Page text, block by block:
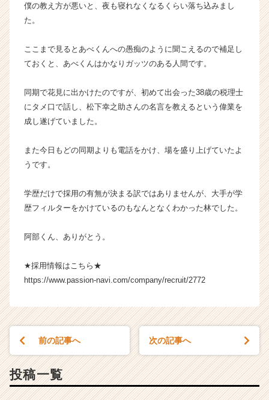
僕の教え方が悪いと、夜も寝れなくなるくらい落ち込みまし
た。
ここまで見るとあべくんへの愚痴のように聞こえるので補足し
ておくと、あべくんはかなりガッツのある人間です。
同期で花見に出かけたのですが、初めて出会った38歳の税理士
にタメ口で話し、松下幸之助さんの名言を教えるという偉業を
成し遂げていました。
また今日もどの同期よりも電話をかけ、場を盛り上げていたよ
うです。
学歴だけで採用の有無が決まる訳ではありませんが、大手が学
歴フィルターをかけているのもなんとなくわかった林でした。
阿部くん、ありがとう。
★採用情報はこちら★
https://www.passion-navi.com/company/recruit/2772
前の記事へ 次の記事へ
投稿一覧